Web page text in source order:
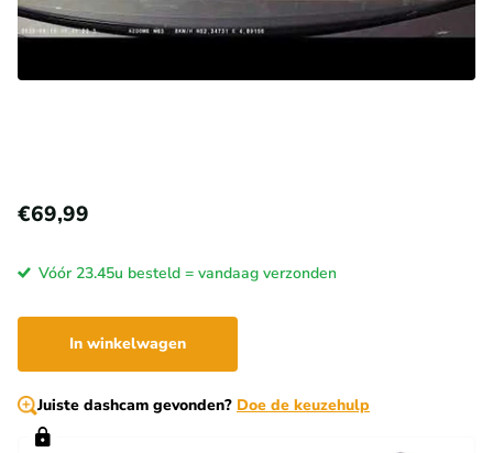
€69,99
Vóór 23.45u besteld = vandaag verzonden
In winkelwagen
Juiste dashcam gevonden? Doe de keuzehulp